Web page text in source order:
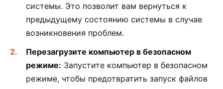
системы. Это позволит вам вернуться к
предыдущему состоянию системы в случае
возникновения проблем.
Перезагрузите компьютер в безопасном
режиме: Запустите компьютер в безопасном
режиме, чтобы предотвратить запуск файлов